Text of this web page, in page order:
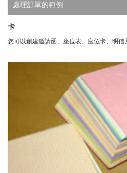
處理訂單的範例
卡
您可以創建邀請函、座位表、座位卡、明信